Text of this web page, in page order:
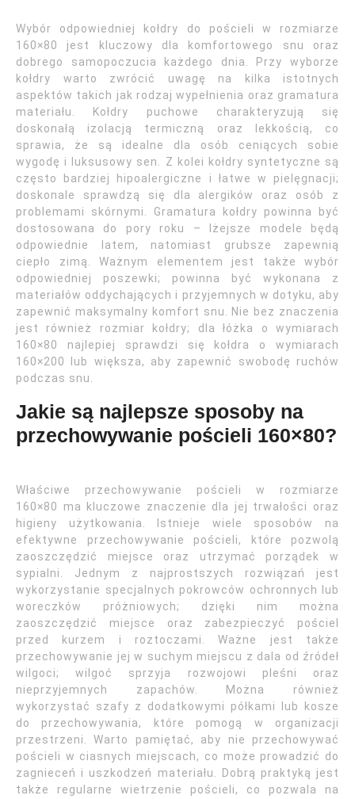
Wybór odpowiedniej kołdry do pościeli w rozmiarze
160×80 jest kluczowy dla komfortowego snu oraz
dobrego samopoczucia każdego dnia. Przy wyborze
kołdry warto zwrócić uwagę na kilka istotnych
aspektów takich jak rodzaj wypełnienia oraz gramatura
materiału. Kołdry puchowe charakteryzują się
doskonałą izolacją termiczną oraz lekkością, co
sprawia, że są idealne dla osób ceniących sobie
wygodę i luksusowy sen. Z kolei kołdry syntetyczne są
często bardziej hipoalergiczne i łatwe w pielęgnacji;
doskonale sprawdzą się dla alergików oraz osób z
problemami skórnymi. Gramatura kołdry powinna być
dostosowana do pory roku – lżejsze modele będą
odpowiednie latem, natomiast grubsze zapewnią
ciepło zimą. Ważnym elementem jest także wybór
odpowiedniej poszewki; powinna być wykonana z
materiałów oddychających i przyjemnych w dotyku, aby
zapewnić maksymalny komfort snu. Nie bez znaczenia
jest również rozmiar kołdry; dla łóżka o wymiarach
160×80 najlepiej sprawdzi się kołdra o wymiarach
160×200 lub większa, aby zapewnić swobodę ruchów
podczas snu.
Jakie są najlepsze sposoby na
przechowywanie pościeli 160×80?
Właściwe przechowywanie pościeli w rozmiarze
160×80 ma kluczowe znaczenie dla jej trwałości oraz
higieny użytkowania. Istnieje wiele sposobów na
efektywne przechowywanie pościeli, które pozwolą
zaoszczędzić miejsce oraz utrzymać porządek w
sypialni. Jednym z najprostszych rozwiązań jest
wykorzystanie specjalnych pokrowców ochronnych lub
woreczków próżniowych; dzięki nim można
zaoszczędzić miejsce oraz zabezpieczyć pościel
przed kurzem i roztoczami. Ważne jest także
przechowywanie jej w suchym miejscu z dala od źródeł
wilgoci; wilgoć sprzyja rozwojowi pleśni oraz
nieprzyjemnych zapachów. Można również
wykorzystać szafy z dodatkowymi półkami lub kosze
do przechowywania, które pomogą w organizacji
przestrzeni. Warto pamiętać, aby nie przechowywać
pościeli w ciasnych miejscach, co może prowadzić do
zagnieceń i uszkodzeń materiału. Dobrą praktyką jest
także regularne wietrzenie pościeli, co pozwala na